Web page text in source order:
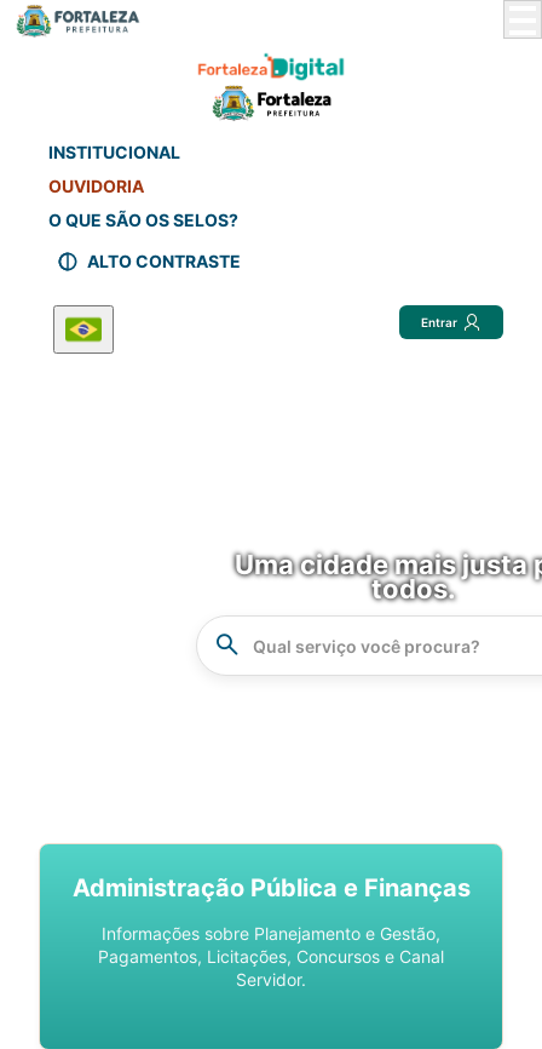
INSTITUCIONAL
OUVIDORIA
O QUE SÃO OS SELOS?
ALTO CONTRASTE
Entrar
Uma cidade mais justa
todos.
Administração Pública e Finanças
Informações sobre Planejamento e Gestão,
Pagamentos, Licitações, Concursos e Canal
Servidor.